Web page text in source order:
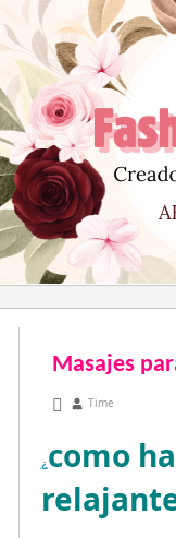
al
contenido
Masajes
marzo 24, 2011
Time
¿ como